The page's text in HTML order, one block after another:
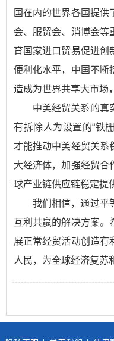
国在内的世界各国提供
会、服贸会、消博会等
育国家进口贸易促进创
便利化水平，中国不断
造成为世界共享大市场
中美经贸关系的真
有拆除人为设置的“铁
才能推动中美经贸关系
大经济体，加强经贸合
球产业链供应链稳定提
我们相信，通过平
互利共赢的解决方案。
展正常经贸活动创造有
人民，为全球经济复苏